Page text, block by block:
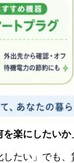
を楽にしたい
たい」でも